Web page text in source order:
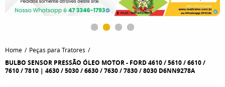
Home Peças para Tratores
BULBO SENSOR PRESSÃO ÓLEO MOTOR - FORD 4610 / 5610 / 6610 /
7610 / 7810 | 4630 / 5030 / 6630 / 7630 / 7830 / 8030 D6NN9278A